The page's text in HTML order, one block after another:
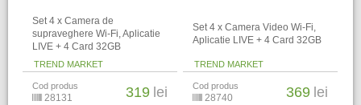
Set 4 x Camera de
supraveghere Wi-Fi, Aplicatie
LIVE + 4 Card 32GB
TREND MARKET
Cod produs
28131 319 lei
Set 4 x Camera Video Wi-Fi,
Aplicatie LIVE + 4 Card 32GB
TREND MARKET
Cod produs
28740 369 lei